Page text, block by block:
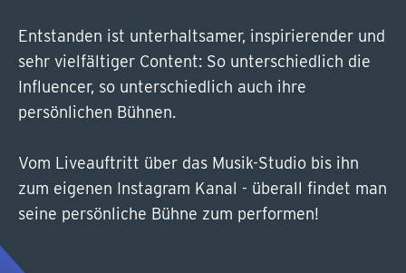
Entstanden ist unterhaltsamer, inspirierender und
sehr vielfältiger Content: So unterschiedlich die
Influencer, so unterschiedlich auch ihre
persönlichen Bühnen.
Vom Liveauftritt über das Musik-Studio bis ihn
zum eigenen Instagram Kanal - überall findet man
seine persönliche Bühne zum performen!